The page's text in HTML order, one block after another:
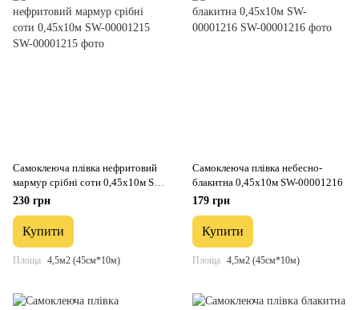
Самоклеюча плівка нефритовий
мармур срібні соти 0,45х10м SW-
00001215
230 грн
Купити
Площа 4,5м2 (45см*10м)
Самоклеюча плівка небесно-
блакитна 0,45х10м SW-00001216
179 грн
Купити
Площа 4,5м2 (45см*10м)